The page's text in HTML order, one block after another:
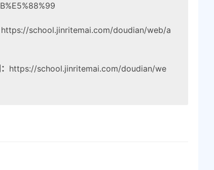
https://school.jinritemai.com/doudian/web/a
https://school.jinritemai.com/doudian/we